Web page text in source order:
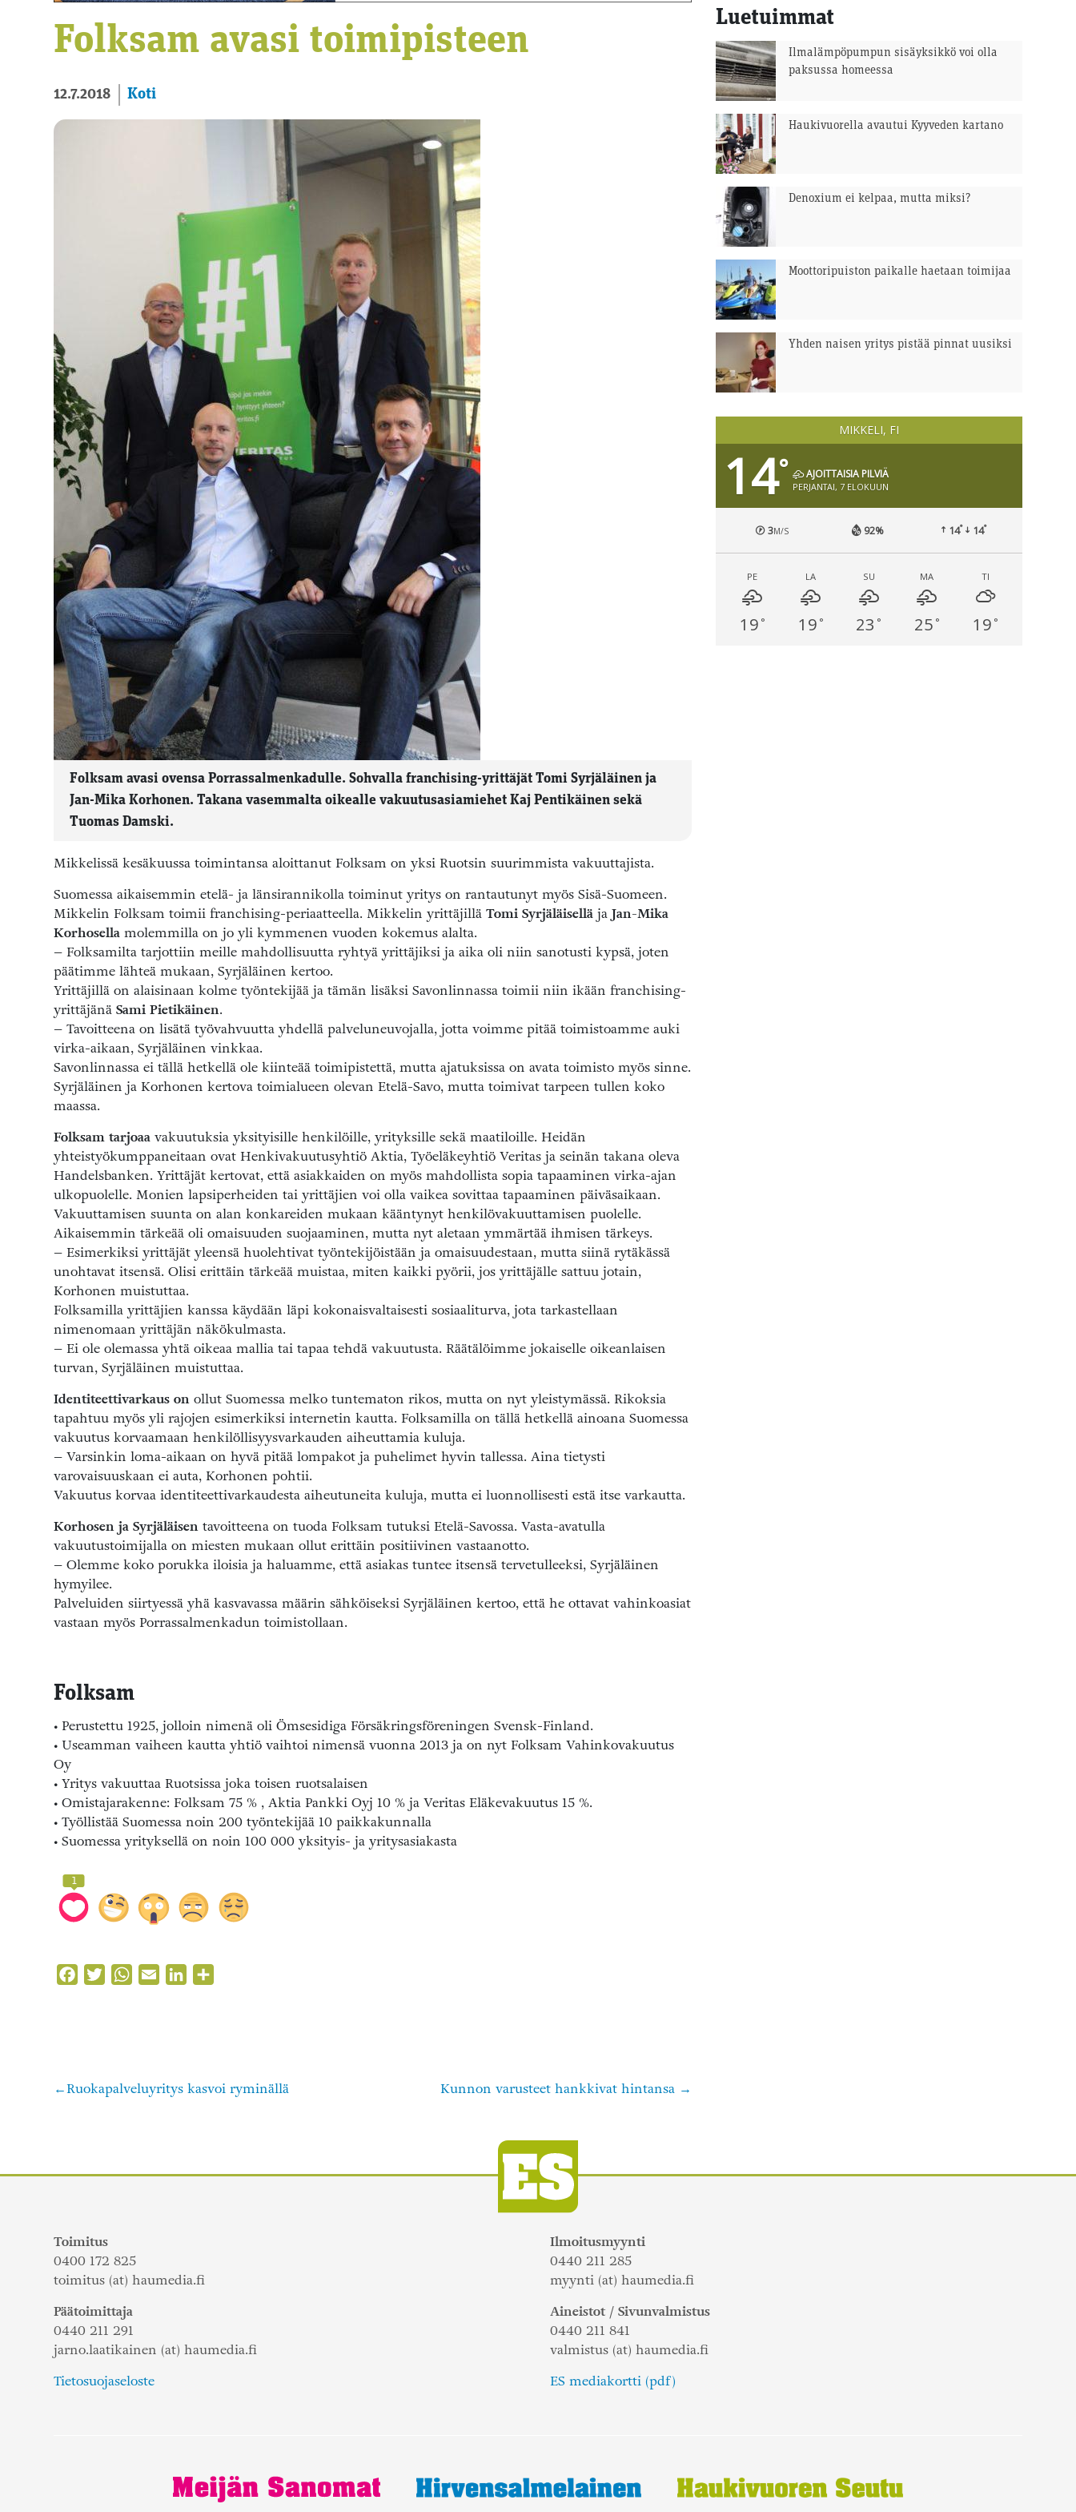
Folksam avasi toimipisteen
12.7.2018 Koti
Folksam avasi ovensa Porrassalmenkadulle. Sohvalla franchising-yrittäjät Tomi Syrjäläinen ja
Jan-Mika Korhonen. Takana vasemmalta oikealle vakuutusasiamiehet Kaj Pentikäinen sekä
Tuomas Damski.
Mikkelissä kesäkuussa toimintansa aloittanut Folksam on yksi Ruotsin suurimmista vakuuttajista.
Suomessa aikaisemmin etelä- ja länsirannikolla toiminut yritys on rantautunyt myös Sisä-Suomeen.
Mikkelin Folksam toimii franchising-periaatteella. Mikkelin yrittäjillä Tomi Syrjäläisellä ja Jan-Mika
Korhosella molemmilla on jo yli kymmenen vuoden kokemus alalta.
– Folksamilta tarjottiin meille mahdollisuutta ryhtyä yrittäjiksi ja aika oli niin sanotusti kypsä, joten
päätimme lähteä mukaan, Syrjäläinen kertoo.
Yrittäjillä on alaisinaan kolme työntekijää ja tämän lisäksi Savonlinnassa toimii niin ikään franchising-
yrittäjänä Sami Pietikäinen.
– Tavoitteena on lisätä työvahvuutta yhdellä palveluneuvojalla, jotta voimme pitää toimistoamme auki
virka-aikaan, Syrjäläinen vinkkaa.
Savonlinnassa ei tällä hetkellä ole kiinteää toimipistettä, mutta ajatuksissa on avata toimisto myös sinne.
Syrjäläinen ja Korhonen kertova toimialueen olevan Etelä-Savo, mutta toimivat tarpeen tullen koko
maassa.
Folksam tarjoaa vakuutuksia yksityisille henkilöille, yrityksille sekä maatiloille. Heidän
yhteistyökumppaneitaan ovat Henkivakuutusyhtiö Aktia, Työeläkeyhtiö Veritas ja seinän takana oleva
Handelsbanken. Yrittäjät kertovat, että asiakkaiden on myös mahdollista sopia tapaaminen virka-ajan
ulkopuolelle. Monien lapsiperheiden tai yrittäjien voi olla vaikea sovittaa tapaaminen päiväsaikaan.
Vakuuttamisen suunta on alan konkareiden mukaan kääntynyt henkilövakuuttamisen puolelle.
Aikaisemmin tärkeää oli omaisuuden suojaaminen, mutta nyt aletaan ymmärtää ihmisen tärkeys.
– Esimerkiksi yrittäjät yleensä huolehtivat työntekijöistään ja omaisuudestaan, mutta siinä rytäkässä
unohtavat itsensä. Olisi erittäin tärkeää muistaa, miten kaikki pyörii, jos yrittäjälle sattuu jotain,
Korhonen muistuttaa.
Folksamilla yrittäjien kanssa käydään läpi kokonaisvaltaisesti sosiaaliturva, jota tarkastellaan
nimenomaan yrittäjän näkökulmasta.
– Ei ole olemassa yhtä oikeaa mallia tai tapaa tehdä vakuutusta. Räätälöimme jokaiselle oikeanlaisen
turvan, Syrjäläinen muistuttaa.
Identiteettivarkaus on ollut Suomessa melko tuntematon rikos, mutta on nyt yleistymässä. Rikoksia
tapahtuu myös yli rajojen esimerkiksi internetin kautta. Folksamilla on tällä hetkellä ainoana Suomessa
vakuutus korvaamaan henkilöllisyysvarkauden aiheuttamia kuluja.
– Varsinkin loma-aikaan on hyvä pitää lompakot ja puhelimet hyvin tallessa. Aina tietysti
varovaisuuskaan ei auta, Korhonen pohtii.
Vakuutus korvaa identiteettivarkaudesta aiheutuneita kuluja, mutta ei luonnollisesti estä itse varkautta.
Korhosen ja Syrjäläisen tavoitteena on tuoda Folksam tutuksi Etelä-Savossa. Vasta-avatulla
vakuutustoimijalla on miesten mukaan ollut erittäin positiivinen vastaanotto.
– Olemme koko porukka iloisia ja haluamme, että asiakas tuntee itsensä tervetulleeksi, Syrjäläinen
hymyilee.
Palveluiden siirtyessä yhä kasvavassa määrin sähköiseksi Syrjäläinen kertoo, että he ottavat vahinkoasiat
vastaan myös Porrassalmenkadun toimistollaan.
Folksam
• Perustettu 1925, jolloin nimenä oli Ömsesidiga Försäkringsföreningen Svensk-Finland.
• Useamman vaiheen kautta yhtiö vaihtoi nimensä vuonna 2013 ja on nyt Folksam Vahinkovakuutus
Oy
• Yritys vakuuttaa Ruotsissa joka toisen ruotsalaisen
• Omistajarakenne: Folksam 75 % , Aktia Pankki Oyj 10 % ja Veritas Eläkevakuutus 15 %.
• Työllistää Suomessa noin 200 työntekijää 10 paikkakunnalla
• Suomessa yrityksellä on noin 100 000 yksityis- ja yritysasiakasta
1
FacebookTwitterWhatsApp
Email LinkedIn
Artikkelien
Ruokapalveluyritys kasvoi ryminällä Kunnon varusteet hankkivat hintansa
Luetuimmat
Ilmalämpöpumpun sisäyksikkö voi olla
paksussa homeessa
Haukivuorella avautui Kyyveden kartano
Denoxium ei kelpaa, mutta miksi?
Moottoripuiston paikalle haetaan toimijaa
Yhden naisen yritys pistää pinnat uusiksi
MIKKELI, FI
14° AJOITTAISIA PILVIÄ
PERJANTAI, 7 ELOKUUN
3M/S 92% 14° 14°
PE
19 °
LA
19 °
SU
23 °
MA
25 °
TI
19 °
Toimitus
0400 172 825
toimitus (at) haumedia.fi
Päätoimittaja
0440 211 291
jarno.laatikainen (at) haumedia.fi
Tietosuojaseloste
Ilmoitusmyynti
0440 211 285
myynti (at) haumedia.fi
Aineistot / Sivunvalmistus
0440 211 841
valmistus (at) haumedia.fi
ES mediakortti (pdf)